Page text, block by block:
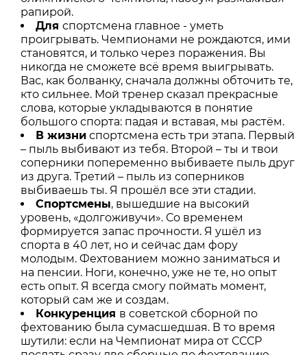
рапирой.
Дляспортсмена главное - уметь
проигрывать. Чемпионами не рождаются, ими
становятся, и только через поражения. Вы
никогда не сможете всё время выигрывать.
Вас, как болванку, сначала должны обточить те,
кто сильнее. Мой тренер сказал прекрасные
слова, которые укладываются в понятие
большого спорта: падая и вставая, мы растём.
В жизни спортсмена есть три этапа. Первый
– пыль выбивают из тебя. Второй – ты и твои
соперники попеременно выбиваете пыль друг
из друга. Третий – пыль из соперников
выбиваешь ты. Я прошёл все эти стадии.
Спортсмены, вышедшие на высокий
уровень, «долгоживучи». Со временем
формируется запас прочности. Я ушёл из
спорта в 40 лет, но и сейчас дам фору
молодым. Фехтованием можно заниматься и
на пенсии. Ноги, конечно, уже не те, но опыт
есть опыт. Я всегда смогу поймать момент,
который сам же и создам.
Конкуренция в советской сборной по
фехтованию была сумасшедшая. В то время
шутили: если на Чемпионат мира от СССР